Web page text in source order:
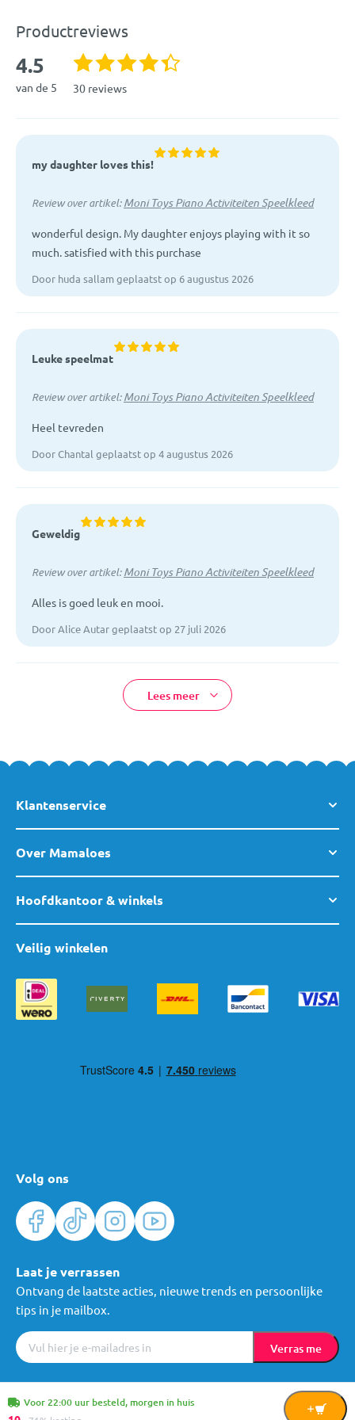
Piano spelen met voetjes of handjes
Stevig en stabiel ontwerp voorkomt kantelen
Stimuleert motorische vaardigheden, visuele ontwikkeling en
hand-oogcoördinatie
Leeftijd: vanaf 0 maanden
Afmetingen: 105 x 65 cm
Geslacht: Jongen, Meisje
Afmetingen:
Materiaal: Polyester
EAN:
Artikelcode: 111951
Productreviews
4.5
van de 5 30 reviews
my daughter loves this!
Review over artikel:Moni Toys Piano Activiteiten Speelkleed
wonderful design. My daughter enjoys playing with it so
much. satisfied with this purchase
Door huda sallam geplaatst op 6 augustus 2026
Leuke speelmat
Review over artikel:Moni Toys Piano Activiteiten Speelkleed
Heel tevreden
Door Chantal geplaatst op 4 augustus 2026
Geweldig
Review over artikel:Moni Toys Piano Activiteiten Speelkleed
Alles is goed leuk en mooi.
Door Alice Autar geplaatst op 27 juli 2026
Lees meer
Voor 22:00 uur besteld, morgen in huis
In
Klantenservice
Over Mamaloes
Hoofdkantoor & winkels
Volg ons
Veilig winkelen
Laat je verrassen
Ontvang de laatste acties, nieuwe trends en persoonlijke
tips in je mailbox.
Verras me
Algemene voorwaarden Privacy © Mama Loes & Kids B.V.